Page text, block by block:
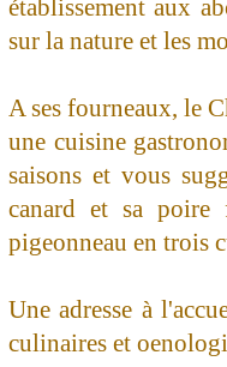
établissement aux
sur la nature et les
A ses fourneaux, le
une cuisine
saisons et vous
canard et sa poire
pigeonneau en trois
Une adresse à
culinaires et